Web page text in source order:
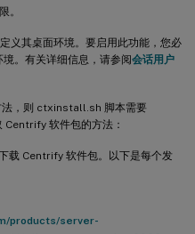
。
义其桌面环境。要启用此功能，您必
。有关详细信息，请参阅会话用户
法，则 ctxinstall.sh 脚本需要
软件包的方法：
载 Centrify 软件包。以下是每个发
products/server-